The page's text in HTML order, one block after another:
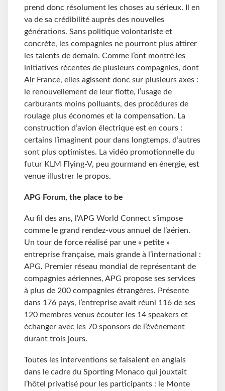
prend donc résolument les choses au sérieux. Il en
va de sa crédibilité auprès des nouvelles
générations. Sans politique volontariste et
concrète, les compagnies ne pourront plus attirer
les talents de demain. Comme l’ont montré les
initiatives récentes de plusieurs compagnies, dont
Air France, elles agissent donc sur plusieurs axes :
le renouvellement de leur flotte, l’usage de
carburants moins polluants, des procédures de
roulage plus économes et la compensation. La
construction d’avion électrique est en cours :
certains l’imaginent pour dans longtemps, d’autres
sont plus optimistes. La vidéo promotionnelle du
futur KLM Flying-V, peu gourmand en énergie, est
venue illustrer le propos.
APG Forum, the place to be
Au fil des ans, l'APG World Connect s’impose
comme le grand rendez-vous annuel de l’aérien.
Un tour de force réalisé par une « petite »
entreprise française, mais grande à l’international :
APG. Premier réseau mondial de représentant de
compagnies aériennes, APG propose ses services
à plus de 200 compagnies étrangères. Présente
dans 176 pays, l’entreprise avait réuni 116 de ses
120 membres venus écouter les 14 speakers et
échanger avec les 70 sponsors de l’événement
durant trois jours.
Toutes les interventions se faisaient en anglais
dans le cadre du Sporting Monaco qui jouxtait
l’hôtel privatisé pour les participants : le Monte